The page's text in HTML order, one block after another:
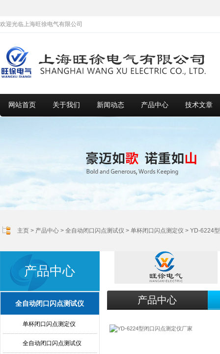
欢迎光临上海旺徐电气有限公司
网站首页 关于我们 新闻动态 产品中心 技术文章
主页 > 产品中心 > 全自动闭口闪点测试仪 > 单杯闭口闪点测定仪 > YD-6224
产品中心
全自动闭口闪点测试仪
单杯闭口闪点测定仪
全自动闭口闪点测试仪
产品中心